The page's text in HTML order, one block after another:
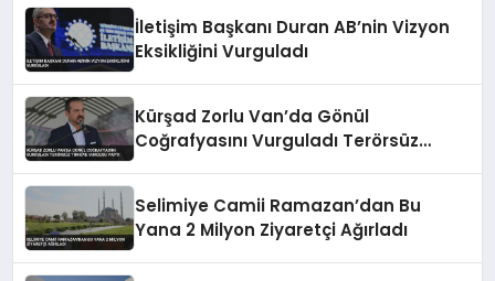
İletişim Başkanı Duran AB’nin Vizyon
Eksikliğini Vurguladı
Kürşad Zorlu Van’da Gönül
Coğrafyasını Vurguladı Terörsüz
Selimiye Camii Ramazan’dan Bu
Yana 2 Milyon Ziyaretçi Ağırladı